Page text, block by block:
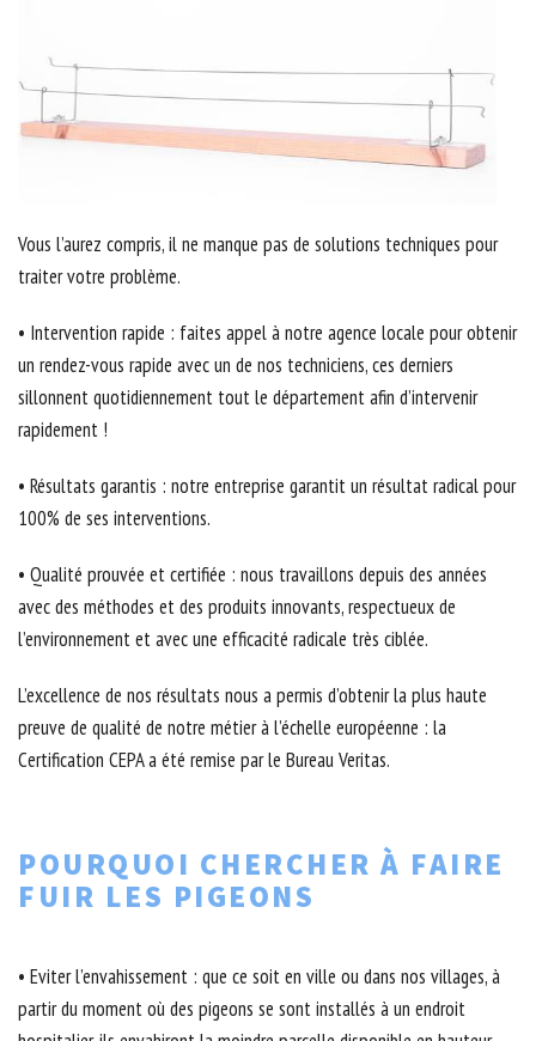
Vous l’aurez compris, il ne manque pas de solutions techniques pour
traiter votre problème.
• Intervention rapide : faites appel à notre agence locale pour obtenir
un rendez-vous rapide avec un de nos techniciens, ces derniers
sillonnent quotidiennement tout le département afin d’intervenir
rapidement !
• Résultats garantis : notre entreprise garantit un résultat radical pour
100% de ses interventions.
• Qualité prouvée et certifiée : nous travaillons depuis des années
avec des méthodes et des produits innovants, respectueux de
l’environnement et avec une efficacité radicale très ciblée.
L’excellence de nos résultats nous a permis d’obtenir la plus haute
preuve de qualité de notre métier à l’échelle européenne : la
Certification CEPA a été remise par le Bureau Veritas.
POURQUOI CHERCHER À FAIRE
FUIR LES PIGEONS
• Eviter l’envahissement : que ce soit en ville ou dans nos villages, à
partir du moment où des pigeons se sont installés à un endroit